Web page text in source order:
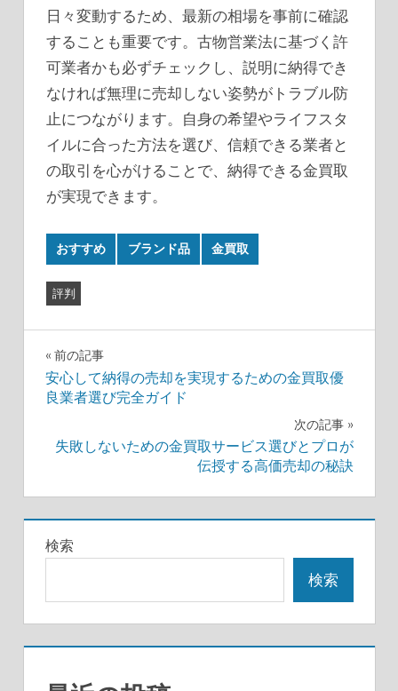
日々変動するため、最新の相場を事前に確認
することも重要です。古物営業法に基づく許
可業者かも必ずチェックし、説明に納得でき
なければ無理に売却しない姿勢がトラブル防
止につながります。自身の希望やライフスタ
イルに合った方法を選び、信頼できる業者と
の取引を心がけることで、納得できる金買取
が実現できます。
おすすめ ブランド品 金買取
評判
投
稿
ゲ
ー
シ
ョ
ン
前の記事
安心して納得の売却を実現するための金買取優
良業者選び完全ガイド
次の記事
失敗しないための金買取サービス選びとプロが
伝授する高価売却の秘訣
検索
検索